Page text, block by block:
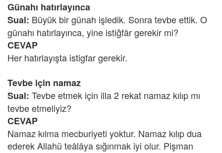
Günahı hatırlayınca
Sual: Büyük bir günah işledik. Sonra tevbe ettik. O
günahı hatırlayınca, yine istiğfâr gerekir mi?
CEVAP
Her hatırlayışta istigfar gerekir.
Tevbe için namaz
Sual: Tevbe etmek için illa 2 rekat namaz kılıp mı
tevbe etmeliyiz?
CEVAP
Namaz kılma mecburiyeti yoktur. Namaz kılıp dua
ederek Allahü teâlâya sığınmak iyi olur. Pişman